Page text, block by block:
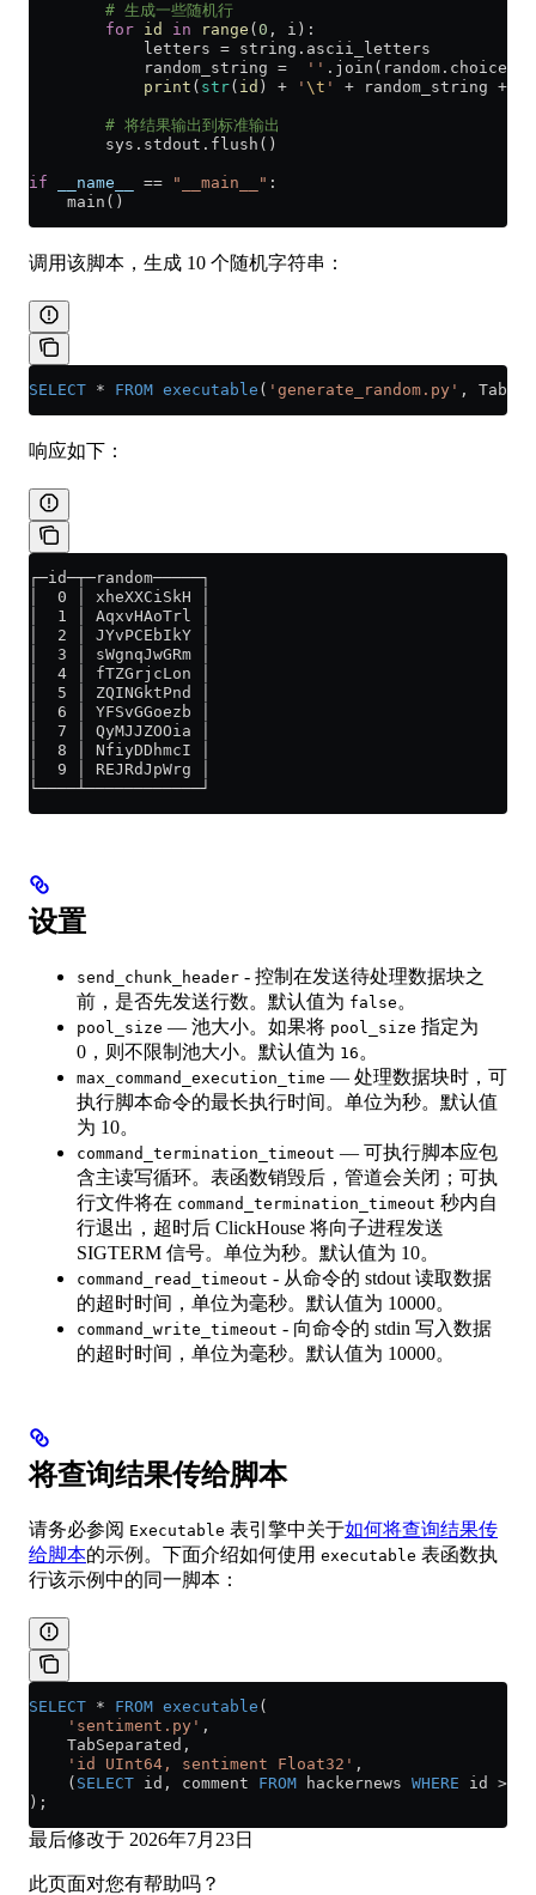
        # 生成一些随机行
        for
id in range ( 0 , i):
            letters
= string.ascii_letters
            random_string
=
  ''
            print
( str( id ) + ' \t ' + random_string +
        # 将结果输出到标准输出
        sys.stdout.flush()
if __name__ == "__main__" :
    main()
调用该脚本，生成 10 个随机字符串：
SELECT * FROM executable ( 'generate_random.py' ,
响应如下：
┌─id─┬─random─────┐
│  0 │ xheXXCiSkH │
│  1 │ AqxvHAoTrl │
│  2 │ JYvPCEbIkY │
│  3 │ sWgnqJwGRm │
│  4 │ fTZGrjcLon │
│  5 │ ZQINGktPnd │
│  6 │ YFSvGGoezb │
│  7 │ QyMJJZOOia │
│  8 │ NfiyDDhmcI │
│  9 │ REJRdJpWrg │
└────┴────────────┘
设置
send_chunk_header - 控制在发送待处理数据块之
前，是否先发送行数。默认值为 false 。
pool_size — 池大小。如果将 pool_size 指定为
0，则不限制池大小。默认值为 16 。
max_command_execution_time — 处理数据块时，可
执行脚本命令的最长执行时间。单位为秒。默认值
为 10。
command_termination_timeout — 可执行脚本应包
含主读写循环。表函数销毁后，管道会关闭；可执
行文件将在 command_termination_timeout 秒内自
行退出，超时后 ClickHouse 将向子进程发送
SIGTERM 信号。单位为秒。默认值为 10。
command_read_timeout - 从命令的 stdout 读取数据
的超时时间，单位为毫秒。默认值为 10000。
command_write_timeout - 向命令的 stdin 写入数据
的超时时间，单位为毫秒。默认值为 10000。
将查询结果传给脚本
请务必参阅 Executable 表引擎中关于如何将查询结果传
给脚本的示例。下面介绍如何使用 executable 表函数执
行该示例中的同一脚本：
SELECT * FROM executable (
    'sentiment.py'
,
    TabSeparated,
    'id UInt64, sentiment Float32'
,
    (
SELECT id, comment FROM hackernews WHERE id >
);
最后修改于 2026年7月23日
此页面对您有帮助吗？